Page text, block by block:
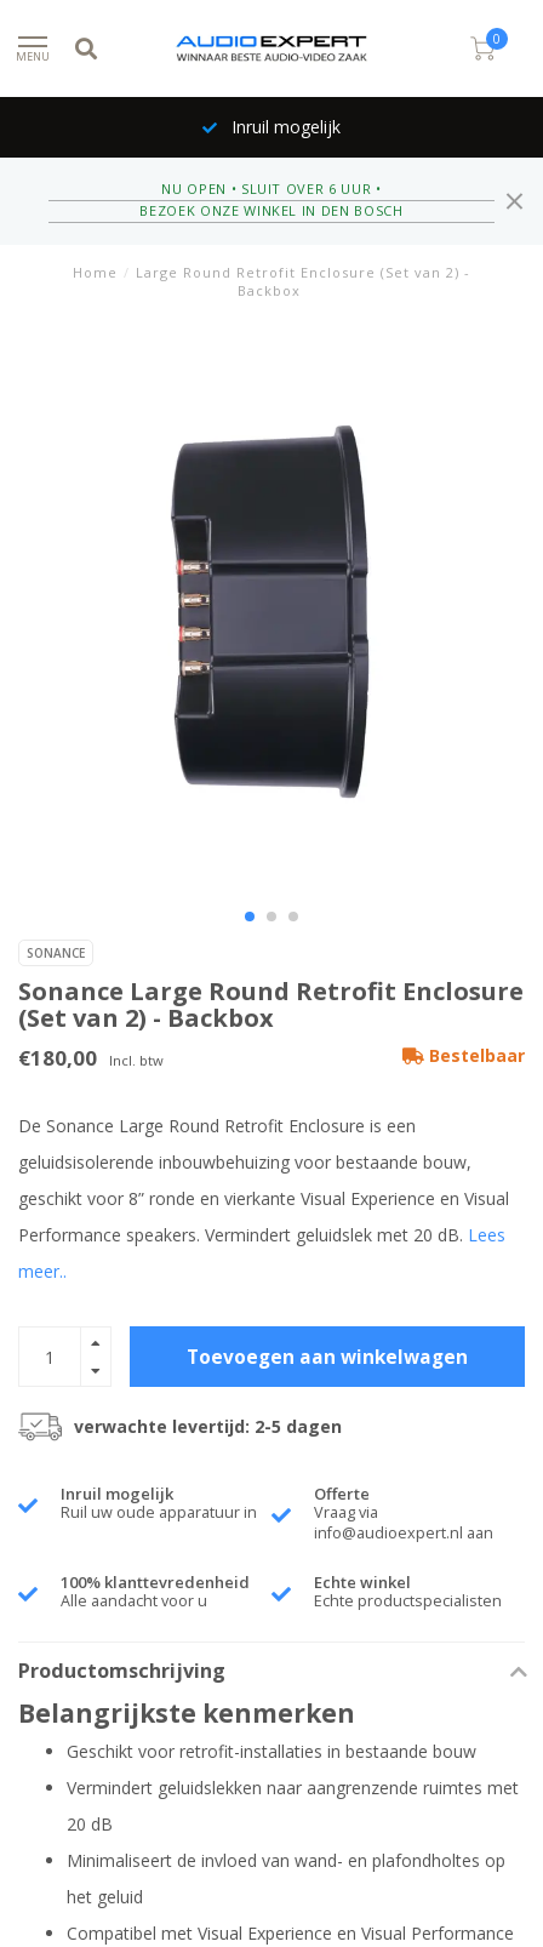
MENU
0
Inruil mogelijk
NU OPEN • SLUIT OVER 6 UUR •
BEZOEK ONZE WINKEL IN DEN BOSCH
Home / Large Round Retrofit Enclosure (Set van 2) -
Backbox
SONANCE
Sonance Large Round Retrofit Enclosure
(Set van 2) - Backbox
€180,00 Incl. btw Bestelbaar
De Sonance Large Round Retrofit Enclosure is een
geluidsisolerende inbouwbehuizing voor bestaande bouw,
geschikt voor 8” ronde en vierkante Visual Experience en Visual
Performance speakers. Vermindert geluidslek met 20 dB. Lees
meer..
Toevoegen aan winkelwagen
verwachte levertijd: 2-5 dagen
Inruil mogelijk
Ruil uw oude apparatuur in
Offerte
Vraag via
info@audioexpert.nl aan
100% klanttevredenheid
Alle aandacht voor u
Echte winkel
Echte productspecialisten
Productomschrijving
Belangrijkste kenmerken
Geschikt voor retrofit-installaties in bestaande bouw
Vermindert geluidslekken naar aangrenzende ruimtes met
20 dB
Minimaliseert de invloed van wand- en plafondholtes op
het geluid
Compatibel met Visual Experience en Visual Performance